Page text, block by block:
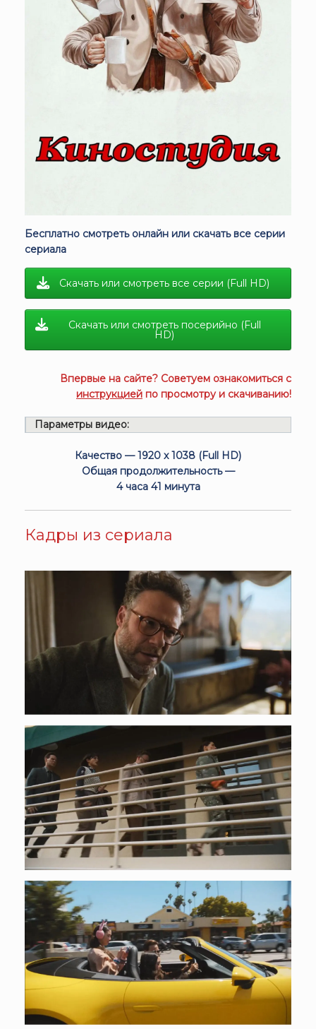
Бесплатно смотреть онлайн или скачать все серии
сериала
Скачать или смотреть все серии (Full HD)
Скачать или смотреть посерийно (Full
HD)
Впервые на сайте? Советуем ознакомиться с
инструкцией по просмотру и скачиванию!
Параметры видео:
Качество — 1920 x 1038 (Full HD)
Общая продолжительность —
4 часа 41 минута
Кадры из сериала